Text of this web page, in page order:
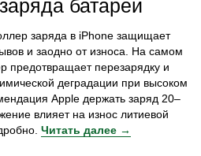
батареи
заряда в iPhone защищает
и заодно от износа. На самом
предотвращает перезарядку и
деградации при высоком
Apple держать заряд 20–
влияет на износ литиевой
Читать далее →